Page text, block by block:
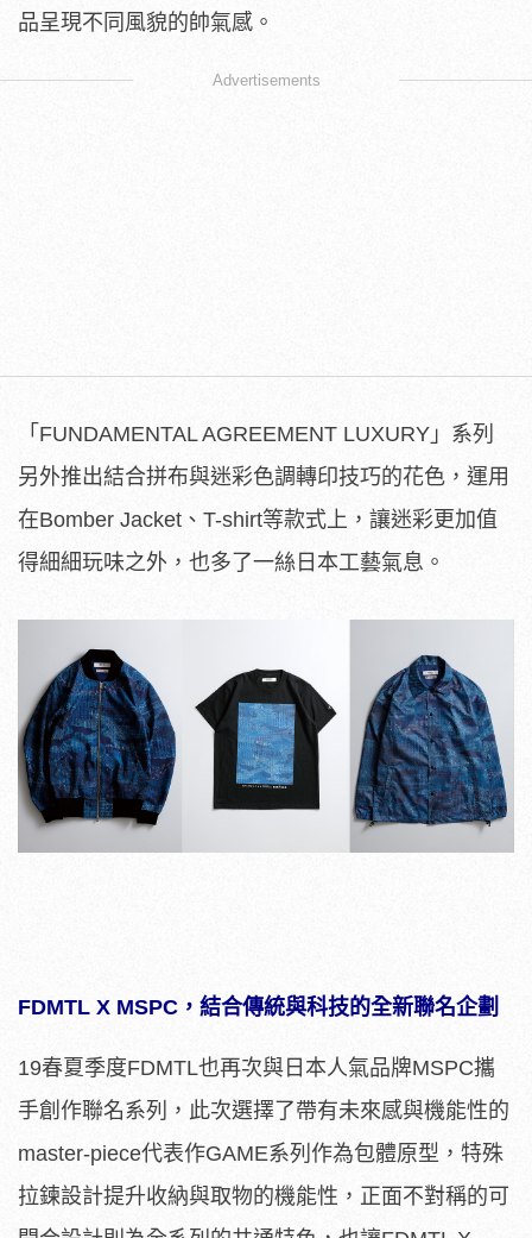
品呈現不同風貌的帥氣感。
Advertisements
「FUNDAMENTAL AGREEMENT LUXURY」系列
另外推出結合拼布與迷彩色調轉印技巧的花色，運用
在Bomber Jacket、T-shirt等款式上，讓迷彩更加值
得細細玩味之外，也多了一絲日本工藝氣息。
FDMTL X MSPC，結合傳統與科技的全新聯名企劃
19春夏季度FDMTL也再次與日本人氣品牌MSPC攜
手創作聯名系列，此次選擇了帶有未來感與機能性的
master-piece代表作GAME系列作為包體原型，特殊
拉鍊設計提升收納與取物的機能性，正面不對稱的可